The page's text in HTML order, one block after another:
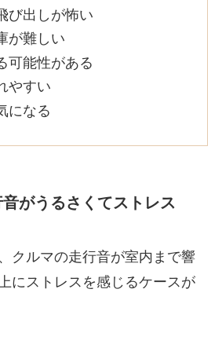
び出しが怖い
が難しい
可能性がある
やすい
になる
がうるさくてストレス
クルマの走行音が室内まで響
にストレスを感じるケースが